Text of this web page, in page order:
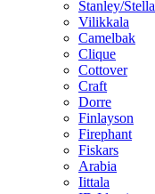
Stanley/Stella
Vilikkala
Camelbak
Clique
Cottover
Craft
Dorre
Finlayson
Firephant
Fiskars
Arabia
Iittala